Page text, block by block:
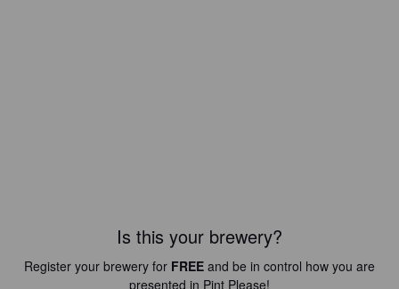
Is this your brewery?
Register your brewery for FREE and be in control how you are
presented in Pint Please!